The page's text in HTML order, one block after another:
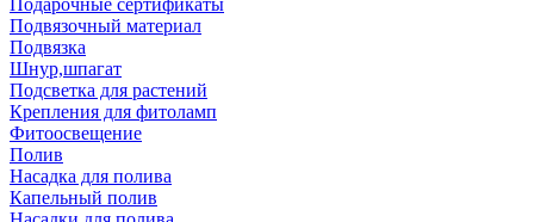
Подарочные сертификаты
Подвязочный материал
Подвязка
Шнур,шпагат
Подсветка для растений
Крепления для фитоламп
Фитоосвещение
Полив
Насадка для полива
Капельный полив